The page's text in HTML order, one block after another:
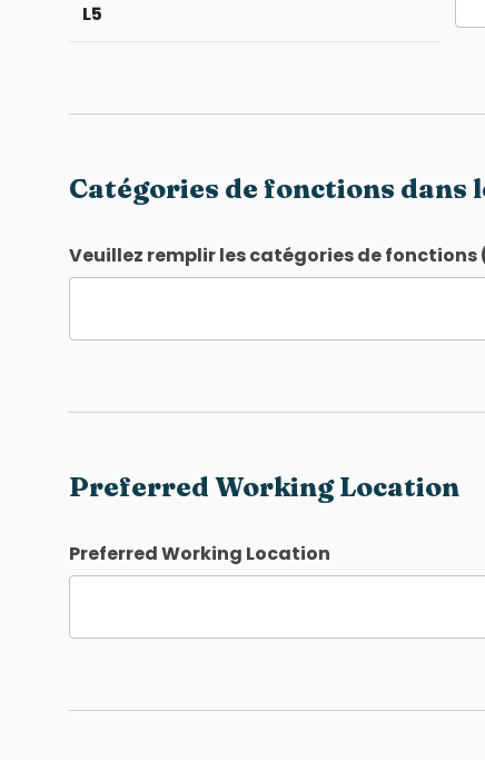
L5
Catégories de fonctions
Veuillez remplir les catégories de
Preferred Working Location
Preferred Working Location